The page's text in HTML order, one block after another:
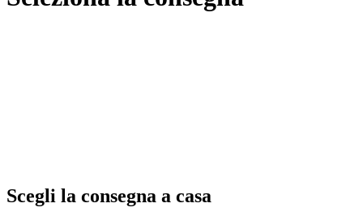
Scegli la consegna a casa